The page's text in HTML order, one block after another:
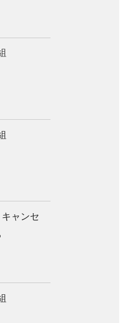
ャンセ